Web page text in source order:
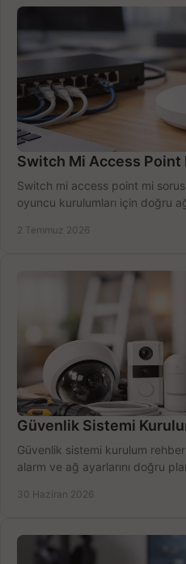
Switch Mi Access Point
Switch mi access point mi
oyuncu kurulumları için doğru
2 Temmuz 2026
Güvenlik Sistemi
Güvenlik sistemi kurulum
alarm ve ağ ayarlarını doğru
30 Haziran 2026